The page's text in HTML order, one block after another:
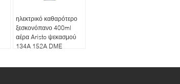
ηλεκτρικό καθαρότερο
ξεσκονόπανο 400ml
αέρα Aristo ψεκασμού
134A 152A DME